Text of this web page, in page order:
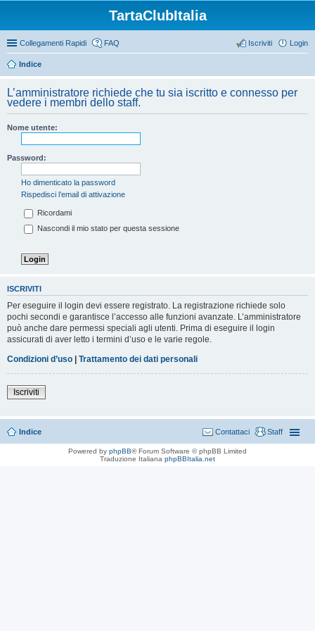
TartaClubItalia
Collegamenti Rapidi FAQ Login
Iscriviti
Indice
L’amministratore richiede che tu sia iscritto e connesso per
vedere i membri dello staff.
Nome utente:
Password:
Ho dimenticato la password
Rispedisci l’email di attivazione
Ricordami
Nascondi il mio stato per questa sessione
ISCRIVITI
Per eseguire il login devi essere registrato. La registrazione richiede solo
pochi secondi e garantisce l’accesso alle funzioni avanzate. L’amministratore
può anche dare permessi speciali agli utenti. Prima di eseguire il login
assicurati di aver letto i termini d’uso e le varie regole.
Condizioni d’uso | Trattamento dei dati personali
Iscriviti
Indice Staff
Contattaci
Powered by phpBB® Forum Software © phpBB Limited
Traduzione Italiana phpBBItalia.net